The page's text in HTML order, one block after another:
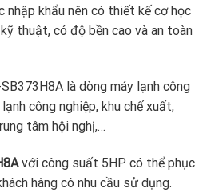
nhập khẩu nên có thiết kế cơ học
thuật, có độ bền cao và an toàn
là dòng máy lạnh công
công nghiệp, khu chế xuất,
tâm hội nghị,…
với công suất 5HP có thể phục
hàng có nhu cầu sử dụng.